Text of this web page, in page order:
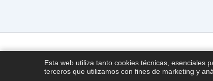
Esta web utiliza tanto cookies técnicas, esenciales
terceros que utilizamos con fines de marketing y